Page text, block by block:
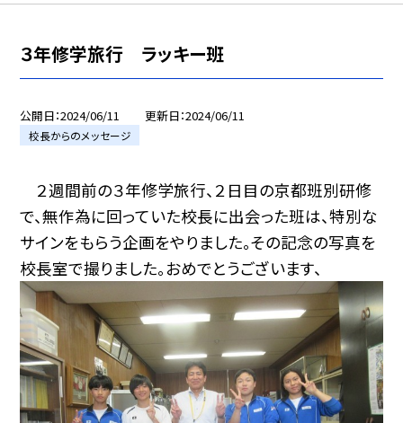
３年修学旅行 ラッキー班
公開日 2024/06/11 更新日 2024/06/11
校長からのメッセージ
２週間前の３年修学旅行、２日目の京都班別研修
で、無作為に回っていた校長に出会った班は、特別な
サインをもらう企画をやりました。その記念の写真を
校長室で撮りました。おめでとうございます、